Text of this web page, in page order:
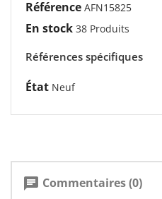
Référence AFN15825
En stock 38 Produits
Références spécifiques
État Neuf
chat Commentaires (0)